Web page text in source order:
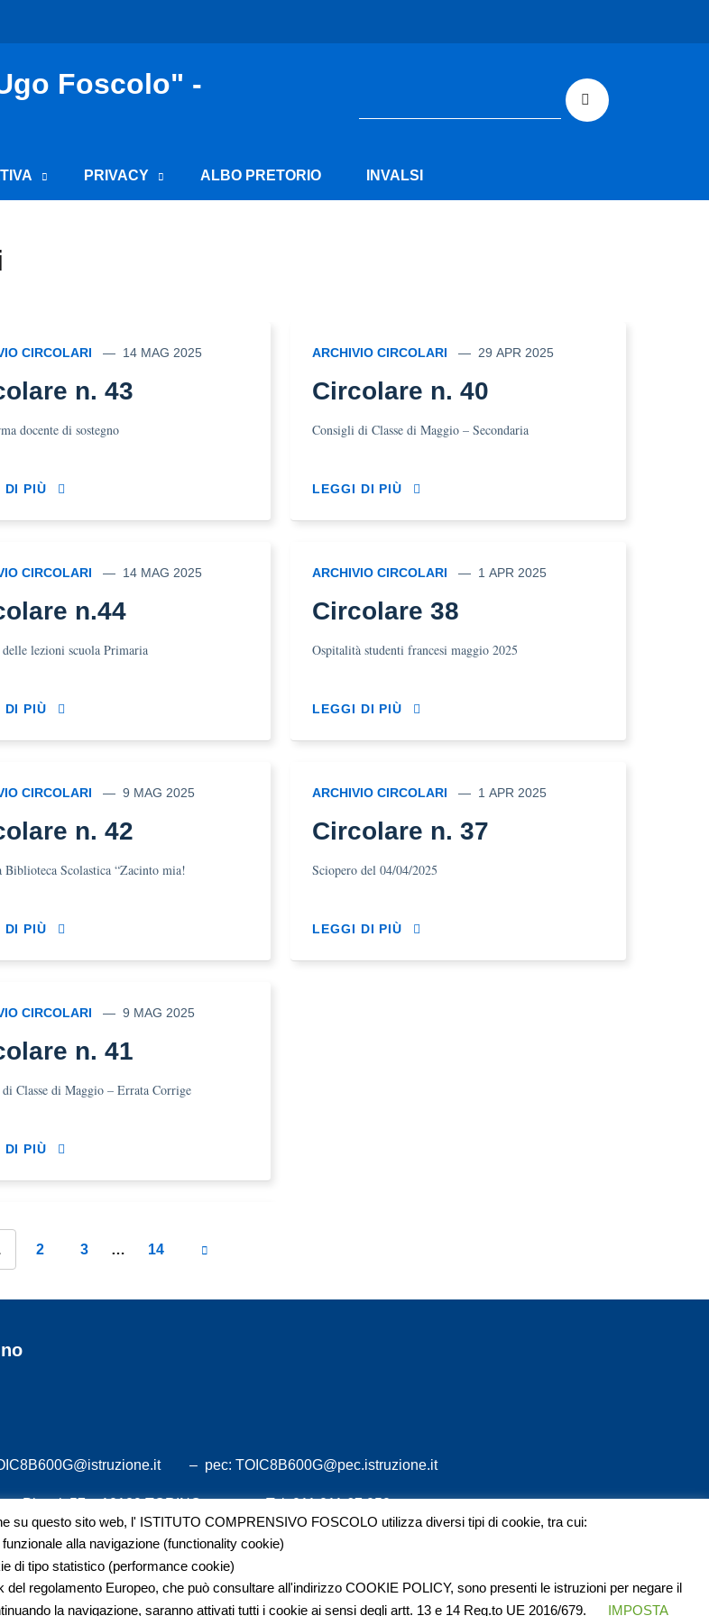
Foscolo" -
PRIVACY ALBO PRETORIO INVALSI
CIRCOLARI 14 MAG 2025
n. 43
docente di sostegno
DI PIÙ
CIRCOLARI 14 MAG 2025
n.44
lezioni scuola Primaria
DI PIÙ
CIRCOLARI 9 MAG 2025
n. 42
Biblioteca Scolastica “Zacinto mia!
DI PIÙ
CIRCOLARI 9 MAG 2025
n. 41
Classe di Maggio – Errata Corrige
DI PIÙ
ARCHIVIO CIRCOLARI 29 APR 2025
Circolare n. 40
Consigli di Classe di Maggio – Secondaria
LEGGI DI PIÙ
ARCHIVIO CIRCOLARI 1 APR 2025
Circolare 38
Ospitalità studenti francesi maggio 2025
LEGGI DI PIÙ
ARCHIVIO CIRCOLARI 1 APR 2025
Circolare n. 37
Sciopero del 04/04/2025
LEGGI DI PIÙ
2 3 … 14
– pec: TOIC8B600G@pec.istruzione.it
Piazzi, 57 – 10129 TORINO Tel. 011.011.67.050
DI ACCESSIBILITA’
su questo sito web, l' ISTITUTO COMPRENSIVO FOSCOLO utilizza diversi tipi di cookie, tra cui:
alla navigazione (functionality cookie)
di tipo statistico (performance cookie)
regolamento Europeo, che può consultare all'indirizzo COOKIE POLICY, sono presenti le istruzioni per negare il
la navigazione, saranno attivati tutti i cookie ai sensi degli artt. 13 e 14 Reg.to UE 2016/679.
IMPOSTA